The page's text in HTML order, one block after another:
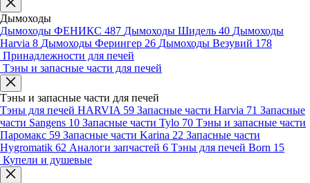
Дымоходы
Дымоходы ФЕНИКС 487 Дымоходы Шидель 40 Дымоходы
Harvia 8 Дымоходы Ферингер 26 Дымоходы Везувий 178
Принадлежности для печей
Тэны и запасные части для печей
Тэны и запасные части для печей
Тэны для печей HARVIA 59 Запасные части Harvia 71 Запасные
части Sangens 10 Запасные части Tylo 70 Тэны и запасные части
Паромакс 59 Запасные части Karina 22 Запасные части
Hygromatik 62 Аналоги запчастей 6 Тэны для печей Born 15
Купели и душевые